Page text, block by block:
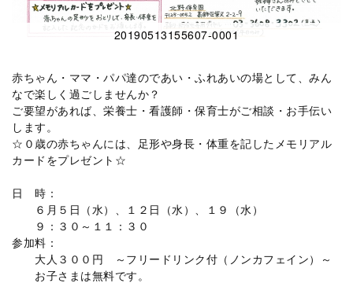
20190513155607-0001
赤ちゃん・ママ・パパ達のであい・ふれあいの場として、みん
なで楽しく過ごしませんか？
ご要望があれば、栄養士・看護師・保育士がご相談・お手伝い
します。
☆０歳の赤ちゃんには、足形や身長・体重を記したメモリアル
カードをプレゼント☆
日 時：
６月５日（水）、１２日（水）、１９（水）
９：３０～１１：３０
参加料：
大人３００円 ～フリードリンク付（ノンカフェイン）～
お子さまは無料です。